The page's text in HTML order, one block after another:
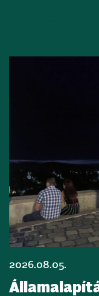
2026.08.05.